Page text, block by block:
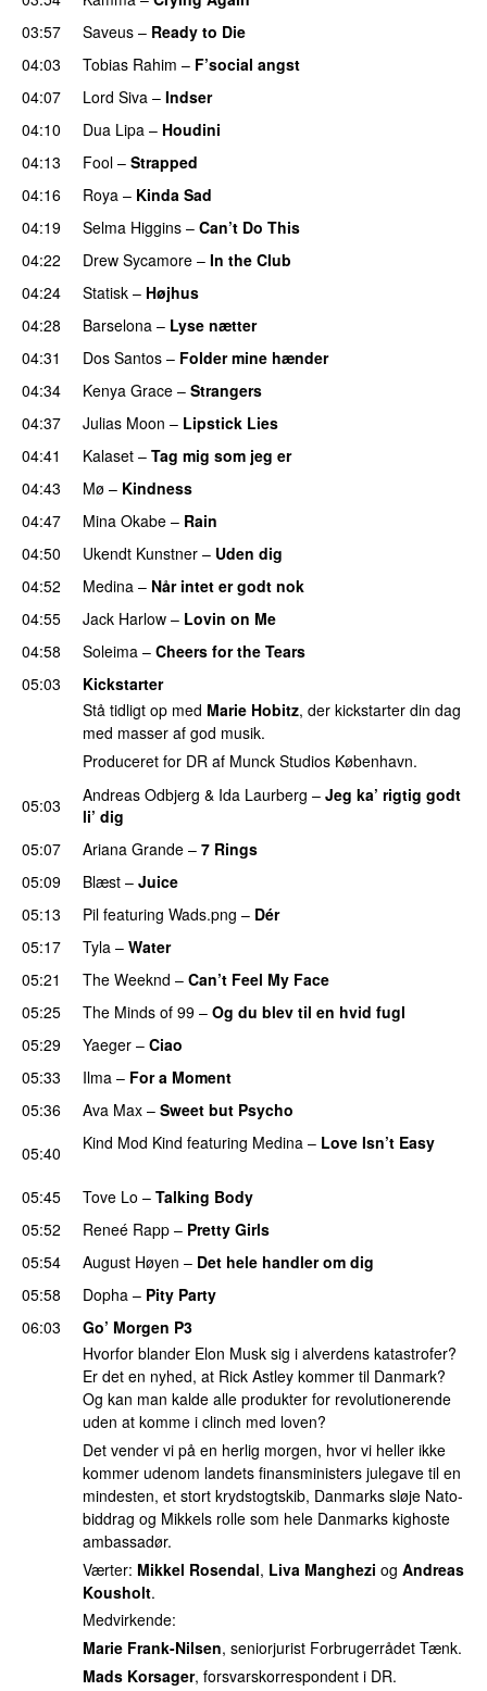
03:57
Saveus – Ready to Die
04:03 Tobias Rahim – F’social angst
04:07
Lord Siva – Indser
04:10
Dua Lipa – Houdini
04:13
Fool – Strapped
04:16 Roya – Kinda Sad
04:19 Selma Higgins – Can’t Do This
04:22
Drew Sycamore – In the Club
04:24
Statisk – Højhus
04:28 Barselona – Lyse nætter
04:31
Dos Santos – Folder mine hænder
04:34 Kenya Grace – Strangers
04:37 Julias Moon – Lipstick Lies
04:41
Kalaset – Tag mig som jeg er
04:43 Mø – Kindness
04:47
Mina Okabe – Rain
04:50
Ukendt Kunstner – Uden dig
04:52
Medina – Når intet er godt nok
04:55
Jack Harlow – Lovin on Me
04:58 Soleima – Cheers for the Tears
05:03
Kickstarter
Stå tidligt op med Marie Hobitz, der kickstarter din dag
med masser af god musik.
Produceret for DR af Munck Studios København.
05:03 Andreas Odbjerg & Ida Laurberg – Jeg ka’ rigtig godt
li’ dig
05:07
Ariana Grande – 7 Rings
05:09
Blæst – Juice
05:13
Pil featuring Wads.png – Dér
05:17
Tyla – Water
05:21 The Weeknd – Can’t Feel My Face
05:25 The Minds of 99 – Og du blev til en hvid fugl
05:29
Yaeger – Ciao
05:33 Ilma – For a Moment
05:36 Ava Max – Sweet but Psycho
05:40
Kind Mod Kind featuring Medina – Love Isn’t Easy
05:45 Tove Lo – Talking Body
05:52
Reneé Rapp – Pretty Girls
05:54
August Høyen – Det hele handler om dig
05:58 Dopha – Pity Party
06:03
Go’ Morgen P3
Hvorfor blander Elon Musk sig i alverdens katastrofer?
Er det en nyhed, at Rick Astley kommer til Danmark?
Og kan man kalde alle produkter for revolutionerende
uden at komme i clinch med loven?
Det vender vi på en herlig morgen, hvor vi heller ikke
kommer udenom landets finansministers julegave til en
mindesten, et stort krydstogtskib, Danmarks sløje Nato-
biddrag og Mikkels rolle som hele Danmarks kighoste
ambassadør.
Værter: Mikkel Rosendal, Liva Manghezi og Andreas
Kousholt.
Medvirkende:
Marie Frank-Nilsen, seniorjurist Forbrugerrådet Tænk.
Mads Korsager, forsvarskorrespondent i DR.